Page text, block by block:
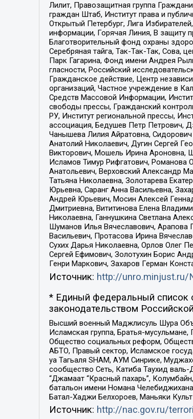
Лилит, Правозащитная группа
граждан Штаб, Институт права и
Открытый Петербург, Лига
информации, Горячая Линия, В защиту
Благотворительный фонд охраны
Серебряная тайга, Так-Так-Так, Сова,
Парк Гагарина, Фонд имени Андрея
гласности, Российский
Гражданское действие, Центр
организаций, Частное учреждение в
Средств Массовой Информации,
свободы прессы, Гражданский
РУ, Институт региональной прессы,
ассоциация, Бедушев Петр Петрович,
Чанышева Лилия Айратовна, Сидорович
Анатолий Николаевич, Дугин Сергей
Викторович, Мошель Ирина Ароновна,
Исламов Тимур Рифгатович, Романова
Анатольевич, Верховский Александр
Татьяна Николаевна, Золотарева
Юрьевна, Саранг Анна Васильевна,
Андрей Юрьевич, Мосин Алексей
Дмитриевна, Вититинова Елена
Николаевна, Ганнушкина Светлана
Шуманов Илья Вячеславович, Арапова
Васильевич, Протасова Ирина
Сухих Дарья Николаевна, Орлов Олег
Сергей Ефимович, Золотухин Борис
Генри Маркович, Захаров Герман
Источник: http://unro.minjust.ru/
* Единый федеральный список
законодательством
Высший военный Маджлисуль Шура
Исламская группа, Братья-
Общество социальных реформ,
АБТО, Правый сектор, Исламское
уа Тагьаля SHAM, АУМ Синрике,
сообщество Сеть, Катиба Таухид
“Джамаат “Красный пахарь”,
батальон имени Номана
Батал-Хаджи Белхороев, Маньяки
Источник: http://nac.gov.ru/